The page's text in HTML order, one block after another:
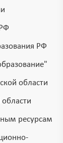
РФ
области
ресурсам